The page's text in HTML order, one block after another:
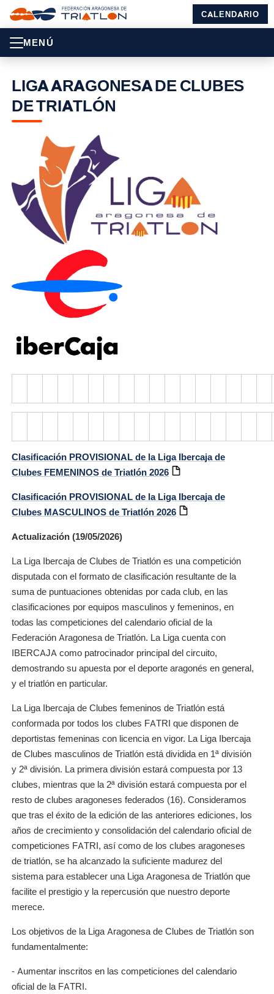
CALENDARIO
MENÚ
LIGA ARAGONESA DE CLUBES
DE TRIATLÓN
Clasificación PROVISIONAL de la Liga Ibercaja de
Clubes FEMENINOS de Triatlón 2026
Clasificación PROVISIONAL de la Liga Ibercaja de
Clubes MASCULINOS de Triatlón 2026
Actualización (19/05/2026)
La Liga Ibercaja de Clubes de Triatlón es una competición
disputada con el formato de clasificación resultante de la
suma de puntuaciones obtenidas por cada club, en las
clasificaciones por equipos masculinos y femeninos, en
todas las competiciones del calendario oficial de la
Federación Aragonesa de Triatlón. La Liga cuenta con
IBERCAJA como patrocinador principal del circuito,
demostrando su apuesta por el deporte aragonés en general,
y el triatlón en particular.
La Liga Ibercaja de Clubes femeninos de Triatlón está
conformada por todos los clubes FATRI que disponen de
deportistas femeninas con licencia en vigor. La Liga Ibercaja
de Clubes masculinos de Triatlón está dividida en 1ª división
y 2ª división. La primera división estará compuesta por 13
clubes, mientras que la 2ª división estará compuesta por el
resto de clubes aragoneses federados (16). Consideramos
que tras el éxito de la edición de las anteriores ediciones, los
años de crecimiento y consolidación del calendario oficial de
competiciones FATRI, así como de los clubes aragoneses
de triatlón, se ha alcanzado la suficiente madurez del
sistema para establecer una Liga Aragonesa de Triatlón que
facilite el prestigio y la repercusión que nuestro deporte
merece.
Los objetivos de la Liga Aragonesa de Clubes de Triatlón son
fundamentalmente:
- Aumentar inscritos en las competiciones del calendario
oficial de la FATRI.